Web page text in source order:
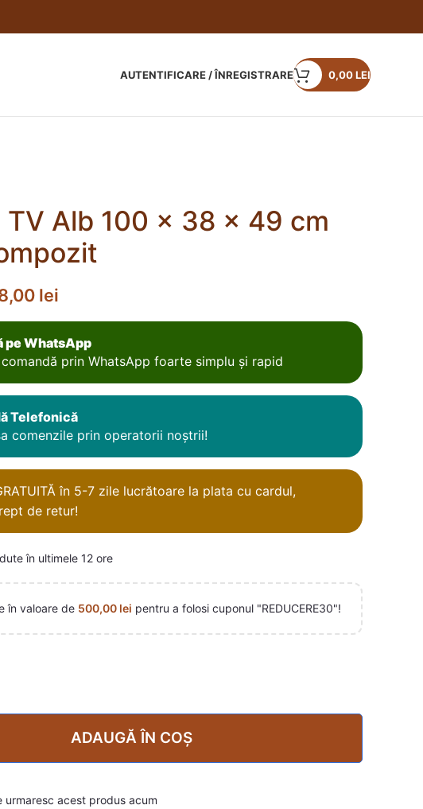
AUTENTIFICARE / ÎNREGISTRARE 0,00LEI
TV Alb 100 x 38 x 49 cm
lei
pe WhatsApp
prin WhatsApp foarte simplu și rapid
Telefonică
comenzile prin operatorii noștrii!
în 5-7 zile lucrătoare la plata cu cardul,
de retur!
în ultimele 12 ore
în valoare de 500,00 lei pentru a folosi cuponul "REDUCERE30"!
ADAUGĂ ÎN COȘ
urmaresc acest produs acum